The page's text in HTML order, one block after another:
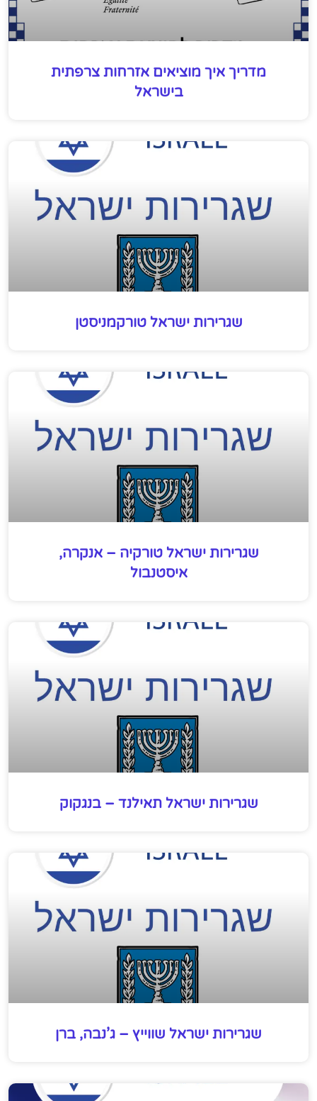
מדריך איך מוציאים אזרחות צרפתית
בישראל
שגרירות ישראל טורקמניסטן
שגרירות ישראל טורקיה – אנקרה,
איסטנבול
שגרירות ישראל תאילנד – בנגקוק
שגרירות ישראל שווייץ – ג’נבה, ברן